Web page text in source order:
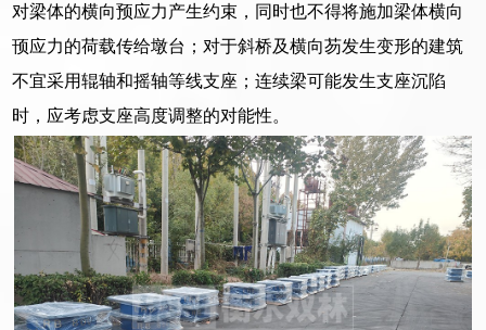
对梁体的横向预应力产生约束，同时也不得将施加梁体横向
顸应力的荷载传给墩台；对于斜桥及横向芴发生变形的建筑
不宜采用辊轴和摇轴等线支座；连续梁可能发生支座沉陷
时，应考虑支座高度调整的对能性。